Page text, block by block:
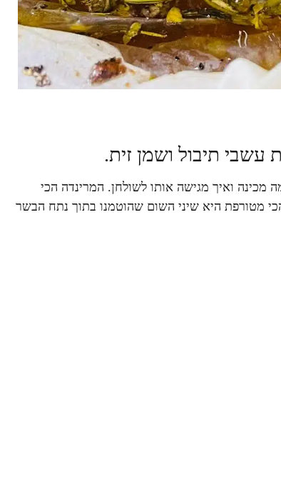
עשבי תיבול ושמן זית.
ואיך מגישה אותו לשולחן. המרינדה הכי
מטורפת היא שיני השום שהוטמנו בתוך נתח הבשר